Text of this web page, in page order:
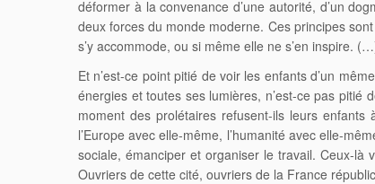
déformer à la convenance d’une autorité, d’un
deux forces du monde moderne. Ces principes
s’y accommode, ou si même elle ne s’en inspire.
Et n’est-ce point pitié de voir les enfants d’un
énergies et toutes ses lumières, n’est-ce pas pitié
moment des prolétaires refusent-ils leurs enfants
l’Europe avec elle-même, l’humanité avec elle-
sociale, émanciper et organiser le travail. Ceux-
Ouvriers de cette cité, ouvriers de la France